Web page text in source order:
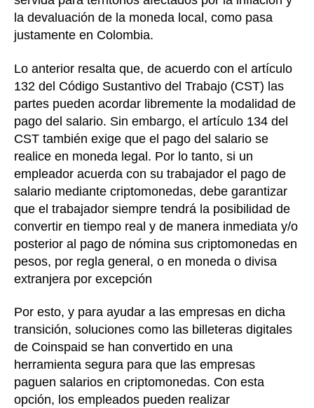
la devaluación de la moneda local, como pasa
justamente en Colombia.
Lo anterior resalta que, de acuerdo con el artículo
132 del Código Sustantivo del Trabajo (CST) las
partes pueden acordar libremente la modalidad de
pago del salario. Sin embargo, el artículo 134 del
CST también exige que el pago del salario se
realice en moneda legal. Por lo tanto, si un
empleador acuerda con su trabajador el pago de
salario mediante criptomonedas, debe garantizar
que el trabajador siempre tendrá la posibilidad de
convertir en tiempo real y de manera inmediata y/o
posterior al pago de nómina sus criptomonedas en
pesos, por regla general, o en moneda o divisa
extranjera por excepción
Por esto, y para ayudar a las empresas en dicha
transición, soluciones como las billeteras digitales
de Coinspaid se han convertido en una
herramienta segura para que las empresas
paguen salarios en criptomonedas. Con esta
opción, los empleados pueden realizar